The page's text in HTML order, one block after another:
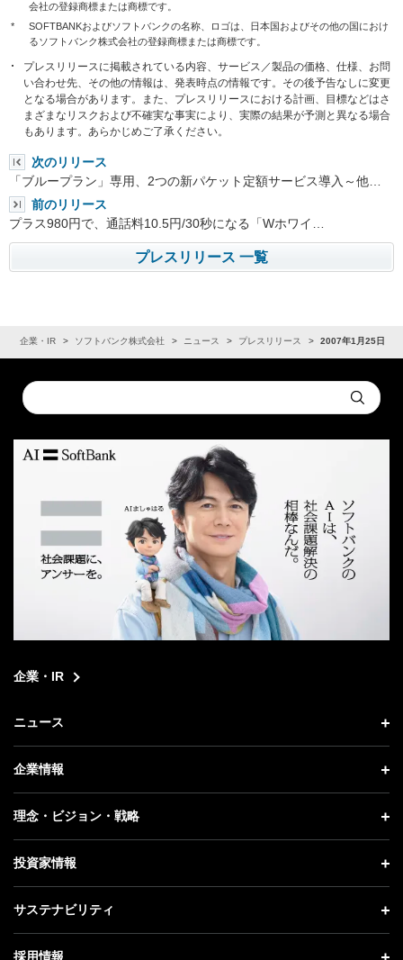
会社の登録商標または商標です。
*
SOFTBANKおよびソフトバンクの名称、ロゴは、日本国およびその他の国におけ
るソフトバンク株式会社の登録商標または商標です。
プレスリリースに掲載されている内容、サービス／製品の価格、仕様、お問
い合わせ先、その他の情報は、発表時点の情報です。その後予告なしに変更
となる場合があります。また、プレスリリースにおける計画、目標などはさ
まざまなリスクおよび不確実な事実により、実際の結果が予測と異なる場合
もあります。あらかじめご了承ください。
次のリリース
「ブループラン」専用、2つの新パケット定額サービス導入～他…
前のリリース
プラス980円で、通話料10.5円/30秒になる「Wホワイ…
プレスリリース 一覧
企業・IR ソフトバンク株式会社 ニュース プレスリリース 2007年1月25日
Conduct
a
Submit
企業・IR
ニュース
ニュース トップ
プレスリリース
更新情報
記者説明会
企業情報
企業情報 トップ
社長メッセージ
事業紹介
ガバナンス
理念・ビジョン・戦略
理念・ビジョン・戦略 トップ
成長戦略「Activate AI for Society」
投資家情報
投資家情報 トップ
経営方針
サステナビリティ
サステナビリティ トップ
採用情報